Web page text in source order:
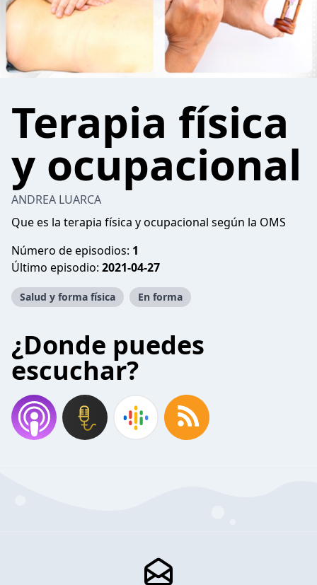
Terapia física
y ocupacional
ANDREA LUARCA
Que es la terapia física y ocupacional según la OMS
Número de episodios: 1
Último episodio: 2021-04-27
Salud y forma física En forma
¿Donde puedes
escuchar?